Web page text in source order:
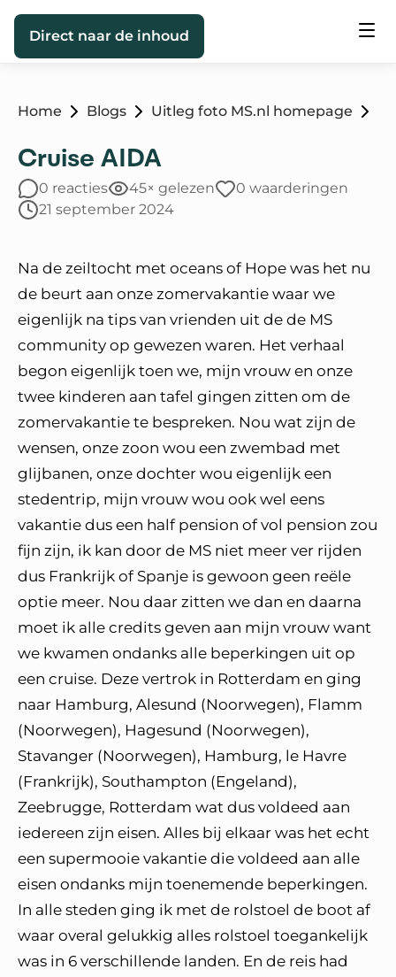
Direct naar de inhoud
Home Blogs Uitleg foto MS.nl homepage
Cruise AIDA
0 reacties 45× gelezen
0 waarderingen
21 september 2024
Na de zeiltocht met oceans of Hope was het nu
de beurt aan onze zomervakantie waar we
eigenlijk na tips van vrienden uit de de MS
community op gewezen waren. Het verhaal
begon eigenlijk toen we, mijn vrouw en onze
twee kinderen aan tafel gingen zitten om de
zomervakantie te bespreken. Nou wat zijn de
wensen, onze zoon wou een zwembad met
glijbanen, onze dochter wou eigenlijk een
stedentrip, mijn vrouw wou ook wel eens
vakantie dus een half pension of vol pension zou
fijn zijn, ik kan door de MS niet meer ver rijden
dus Frankrijk of Spanje is gewoon geen reële
optie meer. Nou daar zitten we dan en daarna
moet ik alle credits geven aan mijn vrouw want
we kwamen ondanks alle beperkingen uit op
een cruise. Deze vertrok in Rotterdam en ging
naar Hamburg, Alesund (Noorwegen), Flamm
(Noorwegen), Hagesund (Noorwegen),
Stavanger (Noorwegen), Hamburg, le Havre
(Frankrijk), Southampton (Engeland),
Zeebrugge, Rotterdam wat dus voldeed aan
iedereen zijn eisen. Alles bij elkaar was het echt
een supermooie vakantie die voldeed aan alle
eisen ondanks mijn toenemende beperkingen.
In alle steden ging ik met de rolstoel de boot af
waar overal gelukkig alles rolstoel toegankelijk
was in 6 verschillende landen. En de reis had